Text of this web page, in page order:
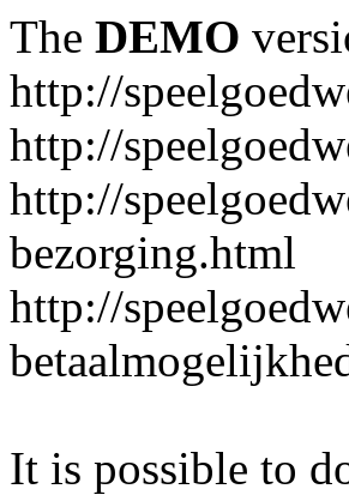
The DEMO
http://
http://
http://
bezorging.html
http://
It is possible to